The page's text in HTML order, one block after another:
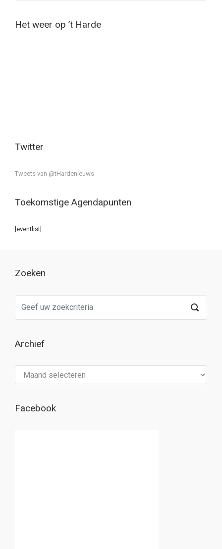
Het weer op ’t Harde
Twitter
Tweets van @tHardenieuws
Toekomstige Agendapunten
[eventlist]
Zoeken
Archief
Facebook